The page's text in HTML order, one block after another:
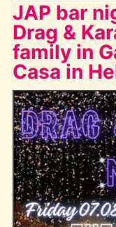
JAP bar
Drag &
family in
Casa in